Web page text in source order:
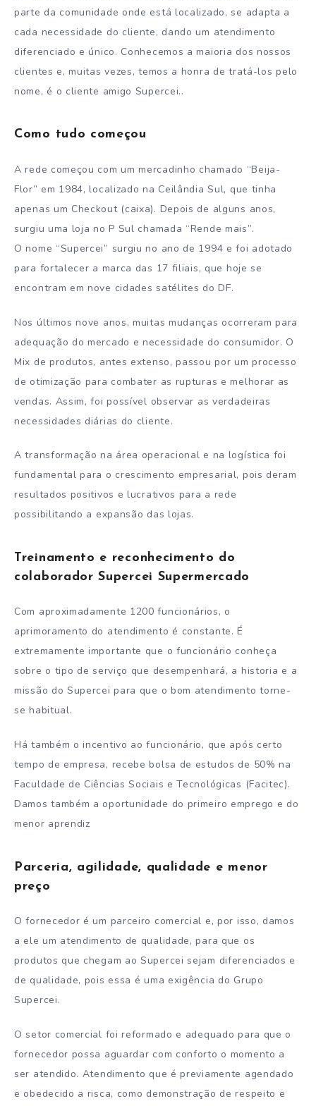
parte da comunidade onde está localizado, se adapta a
cada necessidade do cliente, dando um atendimento
diferenciado e único. Conhecemos a maioria dos nossos
clientes e, muitas vezes, temos a honra de tratá-los pelo
nome, é o cliente amigo Supercei..
Como tudo começou
A rede começou com um mercadinho chamado “Beija-
Flor” em 1984, localizado na Ceilândia Sul, que tinha
apenas um Checkout (caixa). Depois de alguns anos,
surgiu uma loja no P Sul chamada “Rende mais”.
O nome “Supercei” surgiu no ano de 1994 e foi adotado
para fortalecer a marca das 17 filiais, que hoje se
encontram em nove cidades satélites do DF.
Nos últimos nove anos, muitas mudanças ocorreram para
adequação do mercado e necessidade do consumidor. O
Mix de produtos, antes extenso, passou por um processo
de otimização para combater as rupturas e melhorar as
vendas. Assim, foi possível observar as verdadeiras
necessidades diárias do cliente.
A transformação na área operacional e na logística foi
fundamental para o crescimento empresarial, pois deram
resultados positivos e lucrativos para a rede
possibilitando a expansão das lojas.
Treinamento e reconhecimento do
colaborador Supercei Supermercado
Com aproximadamente 1200 funcionários, o
aprimoramento do atendimento é constante. É
extremamente importante que o funcionário conheça
sobre o tipo de serviço que desempenhará, a historia e a
missão do Supercei para que o bom atendimento torne-
se habitual.
Há também o incentivo ao funcionário, que após certo
tempo de empresa, recebe bolsa de estudos de 50% na
Faculdade de Ciências Sociais e Tecnológicas (Facitec).
Damos também a oportunidade do primeiro emprego e do
menor aprendiz
Parceria, agilidade, qualidade e menor
preço
O fornecedor é um parceiro comercial e, por isso, damos
a ele um atendimento de qualidade, para que os
produtos que chegam ao Supercei sejam diferenciados e
de qualidade, pois essa é uma exigência do Grupo
Supercei.
O setor comercial foi reformado e adequado para que o
fornecedor possa aguardar com conforto o momento a
ser atendido. Atendimento que é previamente agendado
e obedecido a risca, como demonstração de respeito e